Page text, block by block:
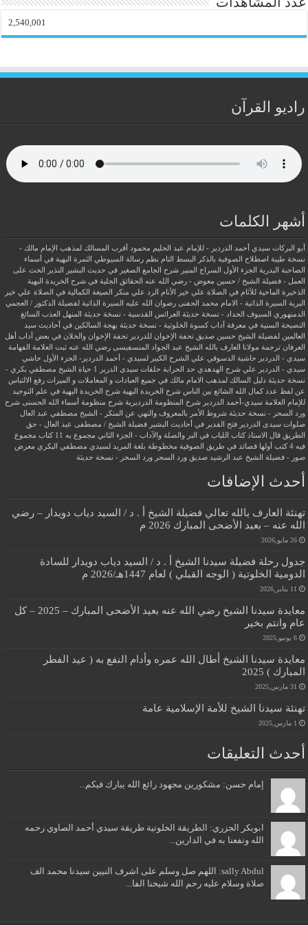
2,540,001
راديو القرآن
أشهر الكلمات
أبو البركات سيدي أحمد الدردير - للإمام عبد الحليم محمود
أقرب المسالك لمذهب الإمام مالك -
نسخة طيبة اصطلاح الصوفية بالذكر البسط التام نظم رسالة السيوطي
الثمرة البهية في أسماء
الصاحبة البدرية
الجزء الأول السراج المنير شرح الجامع الصغير في حديث البشير النذير
الحث على
العمل - فضيلة الشيخ / حسين معوض - رضي الله عنه
الحقائق الجلية في شرح الخريدة البهية
الذخيرة الماحية للآثام في الصلاة علي خير الأنام
الرد علي منكر الصيغة الكمالية في الصلاة علي خير
البرية
السيرة الذاتية - الامام محمد الحفنى رضوان الله عليه
السيرة الذاتية لفضيلة الدكتور / العجمي
الدمنهوري
السيوف الحداد - نسخة حديثة العرائس القدسية - نسخة حديثة
المنهل العذب السائغ
النصيحة السنية في معرفة آداب كسوة الخلوتية - نسخة حديثة بهجة السالكين في أحاديث سيد
العالمين لفضيلة الشيخ حسين صديق
تحفة الإخوان للدردير تحفة الإخوان والخلان في بعض آداب أهل
العرفان ترجمة مولانا العارف بالله الشيخ عبد الجواد المنسفيسى رضي الله عنه ثبت العلامة الفهامة
سيدي - الدردير
حاشية الدسوقي علي الشرح الكبير لسيدي - أحمد الدردير- الجزء الأول حاشي
سيدي - الدردير علي شرح الهدهدي حد الحرابة حلقات سيدى الدرير 1
حياة الشيخ مصطفي بكري -
نسخة حديثة دليل السالك لمذهب الامام مالك في جميع العبادات و المعاملات و الميراث رفع الالتباس
عن لفظ عدد كمال الله الشائع بين الناس شرح الخريدة البهية شرح الخريدة البهية في علم التوحيد
للإمام العلامة سيدي-أحمد الدردير شرح المنظومة الدرديرية شرح منظومة أسماء الله الحسنى شرح
ورد السحر - نسخة حديثة شروط الأمر بالمعروف والنهي عن المنكر - الشيخ مصطفي عبد العال
صلوات سيدى الدردير فتح القدير في أحاديث البشير فضيلة الشيخ / مصطفى عبد العال - حق
الطريق
قال الاستاذ كتاب اللباب في البر والصلة والآداب - الجزء الثاني مجموع به 11 كتاب
مجموع
فيه 4 كتب أولها قصائد في طريق الصوفية
مخطوطة بلغة المريد لسيدي مصطفي البكري معرض
صور - فضيلة الشيخ عبد الرشيد صديق
ورد السحر ورد السحر - نسخة حديثة
أحدث الإضافات
تهنئة العارف بالله تعالي فضيلة الشيخ أ . د / السيد دياب دويدار – رضي
الله عنه – بعيد الأضحى المبارك 2026 م
26 مايو,2026
جدول رحلة فضيلة سيدنا الشيخ أ . د / السيد دياب دويدار للسادة
الدومية الخلوتية ( الوجه القبلي ) لعام 1447هـ/2026 م
11 يناير,2026
معايدة سيدنا الشيخ رضي الله عنه بعيد الأضحى المبارك – 2025 – كل
عام وانتم بخير
6 يونيو,2025
معايدة سيدنا الشيخ أطال الله عمره وأدام النفع به ( عيد الفطر
المبارك ) 2025
31 مارس,2025
تهنئة سيدنا الشيخ للأمة الإسلامية عامة
1 مارس,2025
أحدث التعليقات
إمام حسن: مشكورين مجهود رائع الله يبارك فيكم...
ابوبكر الجزري: الطريقة الخلوتية طريقة سيدي أحمد الصاوي رحمه
الله ونفعنا به في الدارين...
sally Abdul: اللهم صل وسلم على اشرف النيين سيدنا محمد الف
صلاة وسلام عليه رحم الله شيخنا الفا...